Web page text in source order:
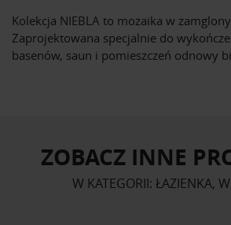
Kolekcja NIEBLA to mozaika w
Zaprojektowana specjalnie do
basenów, saun i pomieszczeń odnowy
ZOBACZ INNE
W KATEGORII: ŁAZIENKA,